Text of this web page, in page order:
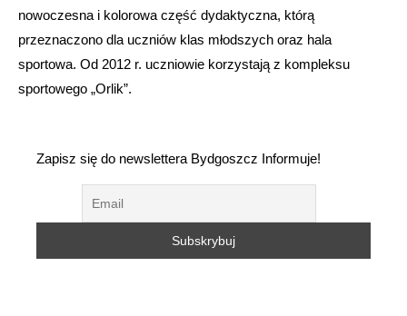
nowoczesna i kolorowa część dydaktyczna, którą
przeznaczono dla uczniów klas młodszych oraz hala
sportowa. Od 2012 r. uczniowie korzystają z kompleksu
sportowego „Orlik”.
Zapisz się do newslettera Bydgoszcz Informuje!